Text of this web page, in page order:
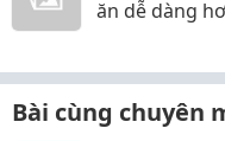
ăn dễ dàng
Bài cùng chuyên